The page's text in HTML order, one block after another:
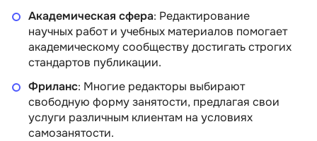
Академическая сфера: Редактирование
научных работ и учебных материалов помогает
академическому сообществу достигать строгих
стандартов публикации.
Фриланс: Многие редакторы выбирают
свободную форму занятости, предлагая свои
услуги различным клиентам на условиях
самозанятости.